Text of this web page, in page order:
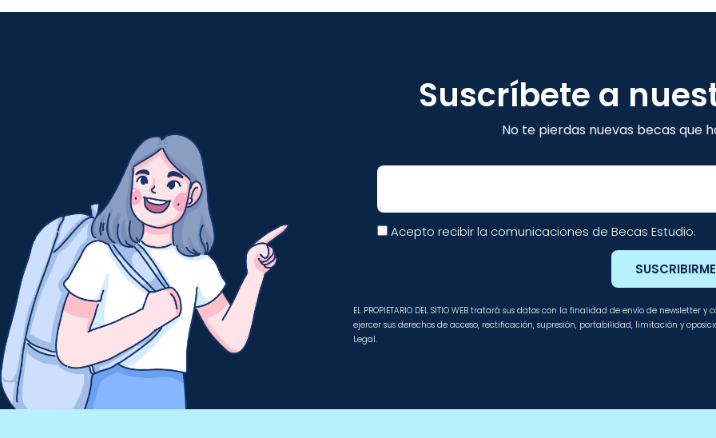
Suscríbete a
No te pierdas nuevas becas que
Email
Acepto recibir la comunicaciones de Becas Estudio.
SUSCRIBIRME
EL PROPIETARIO DEL SITIO WEB tratará sus datos con la finalidad de envío de
ejercer sus derechos de acceso, rectificación, supresión, portabilidad, limitación y
Legal.